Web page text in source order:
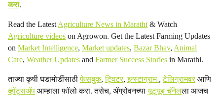
करा.
Read the Latest Agriculture News in Marathi & Watch
Agriculture videos on Agrowon. Get the Latest Farming Updates
on Market Intelligence, Market updates, Bazar Bhav, Animal
Care, Weather Updates and Farmer Success Stories in Marathi.
ताज्या कृषी घडामोडींसाठीफेसबुक,ट्विटर,इन्स्टाग्राम ,टेलिग्रामवरआणि
व्हॉट्सॲप आम्हाला फॉलो करा. तसेच, ॲग्रोवनच्यायूट्यूब चॅनेलला आजच